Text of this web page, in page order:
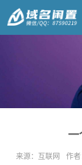
一
来源： 互联网 作者